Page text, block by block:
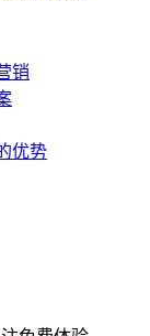
销
优势